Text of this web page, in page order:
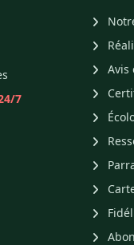
7
Avis